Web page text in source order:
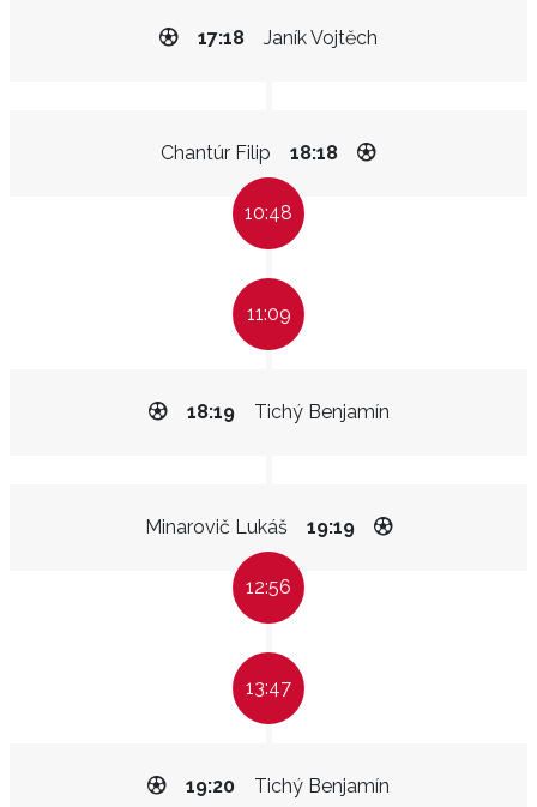
Janík Vojtěch
17:18
Chantúr Filip 18:18
10:48
11:09
Tichý Benjamín
18:19
Minarovič Lukáš 19:19
12:56
13:47
Tichý Benjamín
19:20